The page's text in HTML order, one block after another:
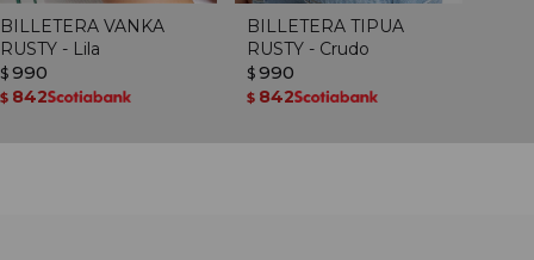
BILLETERA VANKA
RUSTY - Lila
$ 990
$ 842
BILLETERA TIPUA
RUSTY - Crudo
$ 990
$ 842